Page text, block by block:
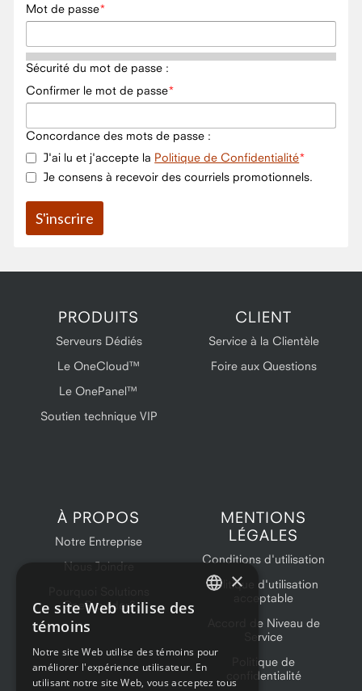
Mot de passe
Sécurité du mot de passe :
Confirmer le mot de passe
Concordance des mots de passe :
J'ai lu et j'accepte la Politique de Confidentialité
Je consens à recevoir des courriels promotionnels.
PRODUITS
Serveurs Dédiés
Le OneCloud™
Le OnePanel™
Soutien technique VIP
CLIENT
Service à la Clientèle
Foire aux Questions
À PROPOS
Notre Entreprise
Nous Joindre
OneProvider?
MENTIONS
LÉGALES
Conditions d'utilisation
Politique d'utilisation
acceptable
Accord de Niveau de
Service
Politique de
confidentialité
×
Ce site Web utilise des
témoins
Notre site Web utilise des témoins pour
améliorer l'expérience utilisateur. En
utilisant notre site Web, vous acceptez tous